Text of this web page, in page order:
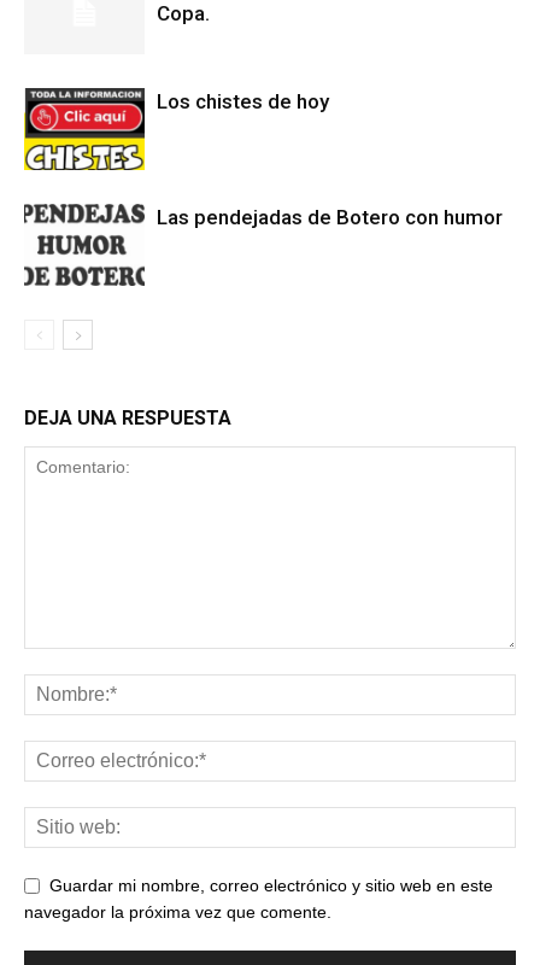
Copa.
Los chistes de hoy
Las pendejadas de Botero con humor
DEJA UNA RESPUESTA
Guardar mi nombre, correo electrónico y sitio web en este
navegador la próxima vez que comente.